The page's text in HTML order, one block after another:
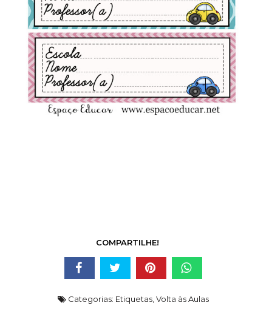
COMPARTILHE!
Categorias: Etiquetas,Volta às Aulas